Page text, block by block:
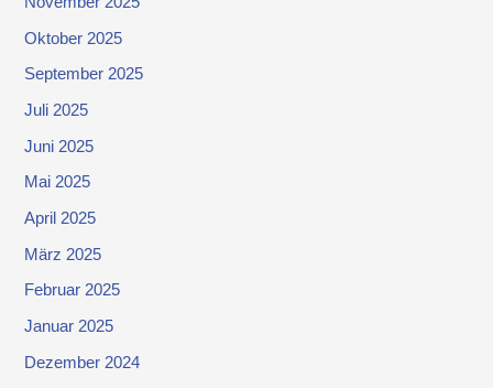
Oktober 2025
September 2025
Juli 2025
Juni 2025
Mai 2025
April 2025
März 2025
Februar 2025
Januar 2025
Dezember 2024